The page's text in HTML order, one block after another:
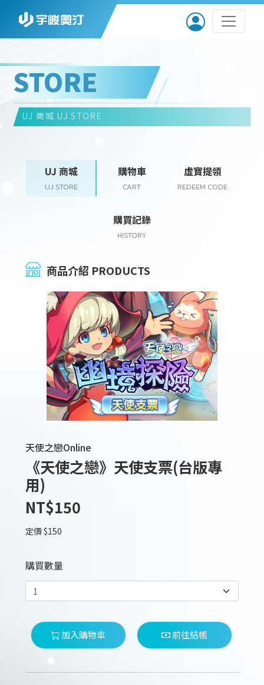
STORE
UJ 商城 UJ STORE
UJ 商城
UJ STORE
購物車
CART
虛寶提領
REDEEM CODE
購買記錄
HISTORY
商品介紹 PRODUCTS
天使之戀Online
《天使之戀》天使支票(台版專
用)
NT$150
定價 $150
購買數量
加入購物車 前往結帳